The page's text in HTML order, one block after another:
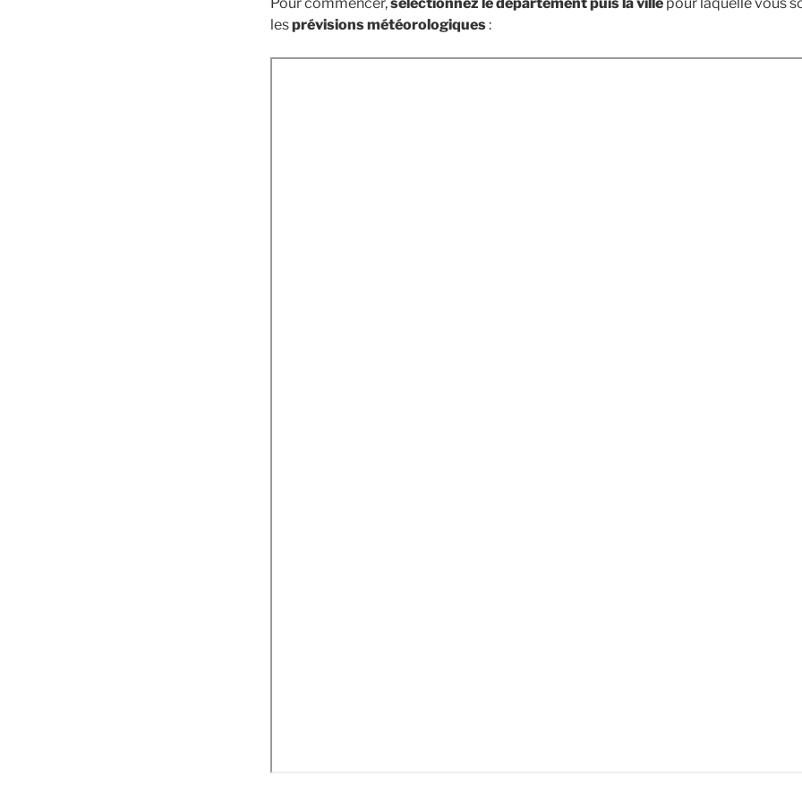
Pour commencer,sélectionnez le département puis la ville pour laquelle vous
lesprévisions météorologiques: